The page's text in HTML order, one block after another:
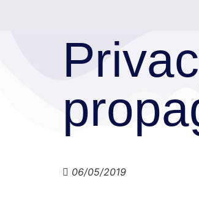
06/05/2019